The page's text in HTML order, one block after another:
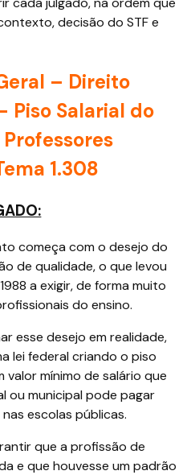
decisão do STF e
– Direito
Piso Salarial do
1.308
começa com o desejo do
de qualidade, o que levou
a exigir, de forma muito
do ensino.
esse desejo em realidade,
lei federal criando o piso
valor mínimo de salário que
ou municipal pode pagar
escolas públicas.
que a profissão de
e que houvesse um padrão